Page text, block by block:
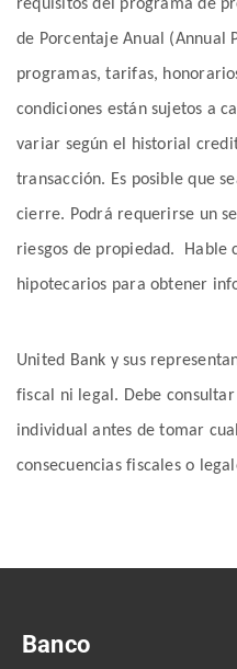
requisitos del programa de
de Porcentaje Anual (Annual
programas, tarifas,
condiciones están sujetos a
variar según el historial
transacción. Es posible que
cierre. Podrá requerirse un
riesgos de propiedad. Hable
hipotecarios para obtener
United Bank y sus
fiscal ni legal. Debe
individual antes de tomar
consecuencias fiscales o
Banco